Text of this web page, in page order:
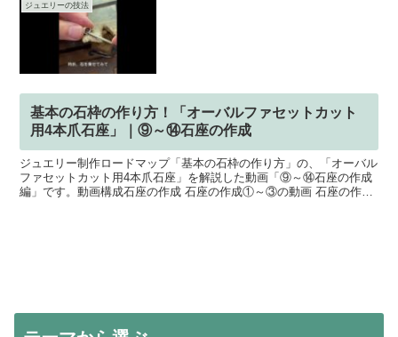
ジュエリーの技法
基本の石枠の作り方！「オーバルファセットカット
用4本爪石座」｜⑨～⑭石座の作成
ジュエリー制作ロードマップ「基本の石枠の作り方」の、「オーバル
ファセットカット用4本爪石座」を解説した動画「⑨～⑭石座の作成
編」です。動画構成石座の作成 石座の作成①～③の動画 石座の作成